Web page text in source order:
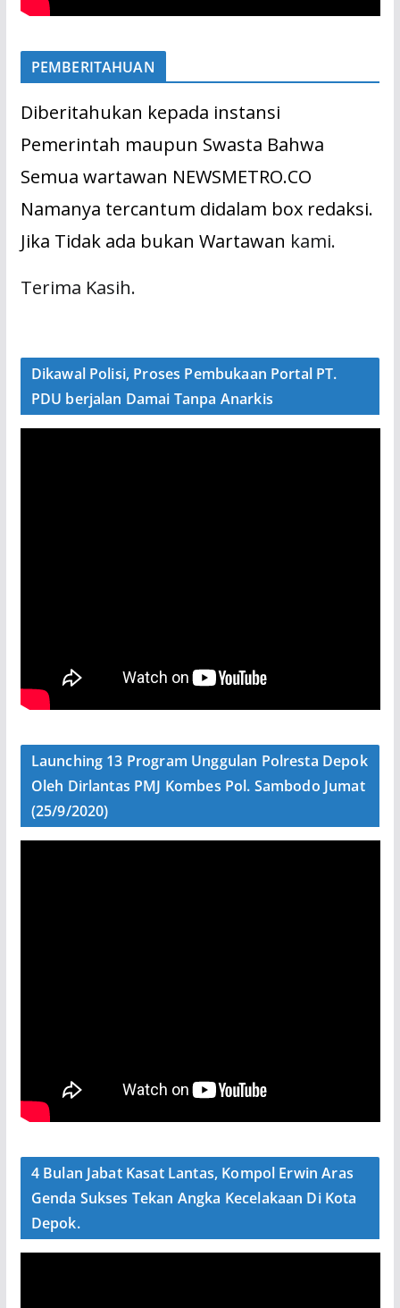
PEMBERITAHUAN
Diberitahukan kepada instansi
Pemerintah maupun Swasta Bahwa
Semua wartawan NEWSMETRO.CO
Namanya tercantum didalam box redaksi.
Jika Tidak ada bukan Wartawan kami.
Terima Kasih.
Dikawal Polisi, Proses Pembukaan Portal PT.
PDU berjalan Damai Tanpa Anarkis
Launching 13 Program Unggulan Polresta Depok
Oleh Dirlantas PMJ Kombes Pol. Sambodo Jumat
(25/9/2020)
4 Bulan Jabat Kasat Lantas, Kompol Erwin Aras
Genda Sukses Tekan Angka Kecelakaan Di Kota
Depok.